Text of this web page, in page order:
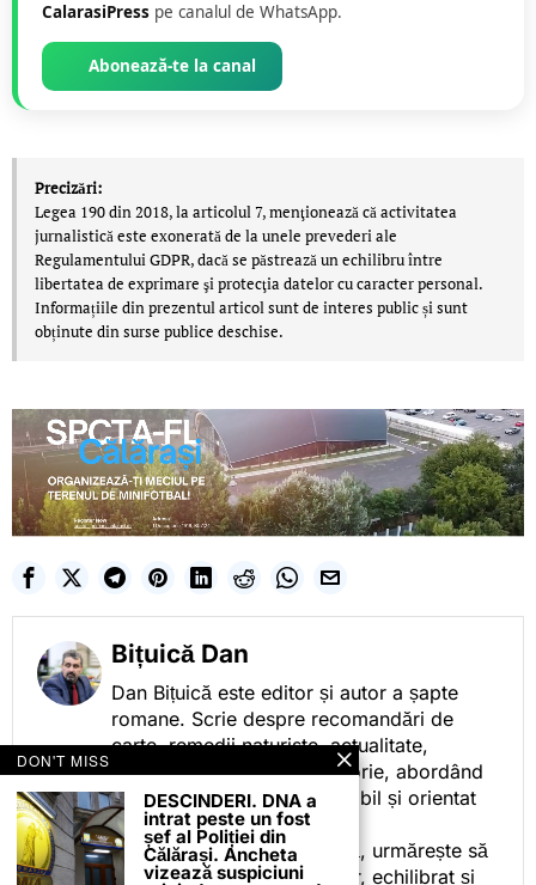
CalarasiPress pe canalul de WhatsApp.
Abonează-te la canal
Precizări:
Legea 190 din 2018, la articolul 7, menţionează că activitatea
jurnalistică este exonerată de la unele prevederi ale
Regulamentului GDPR, dacă se păstrează un echilibru între
libertatea de exprimare şi protecţia datelor cu caracter personal.
Informațiile din prezentul articol sunt de interes public și sunt
obținute din surse publice deschise.
Bițuică Dan
Dan Bițuică este editor și autor a șapte
romane. Scrie despre recomandări de
carte, remedii naturiste, actualitate,
cotidian politic, sport și istorie, abordând
subiectele într-un stil accesibil și orientat
spre informare.
Prin activitatea sa editorială, urmărește să
ofere cititorilor conținut clar, echilibrat și
DON'T MISS
DESCINDERI. DNA a
intrat peste un fost
șef al Poliției din
Călărași. Ancheta
vizează suspiciuni